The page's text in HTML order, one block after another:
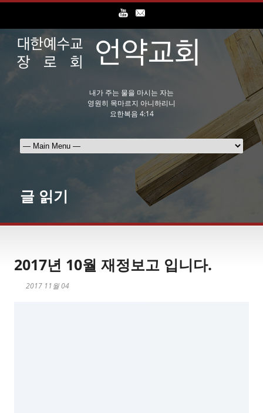
내가 주는 물을 마시는 자는
영원히 목마르지 아니하리니
요한복음 4:14
글 읽기
2017년 10월 재정보고 입니다.
2017 11월 04